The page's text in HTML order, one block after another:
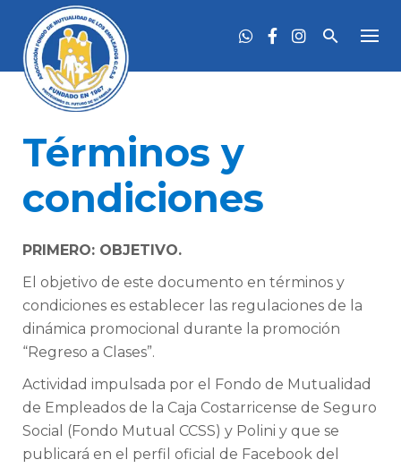
content
Términos y
condiciones
PRIMERO: OBJETIVO.
El objetivo de este documento en términos y
condiciones es establecer las regulaciones de la
dinámica promocional durante la promoción
“Regreso a Clases”.
Actividad impulsada por el Fondo de Mutualidad
de Empleados de la Caja Costarricense de Seguro
Social (Fondo Mutual CCSS) y Polini y que se
publicará en el perfil oficial de Facebook del